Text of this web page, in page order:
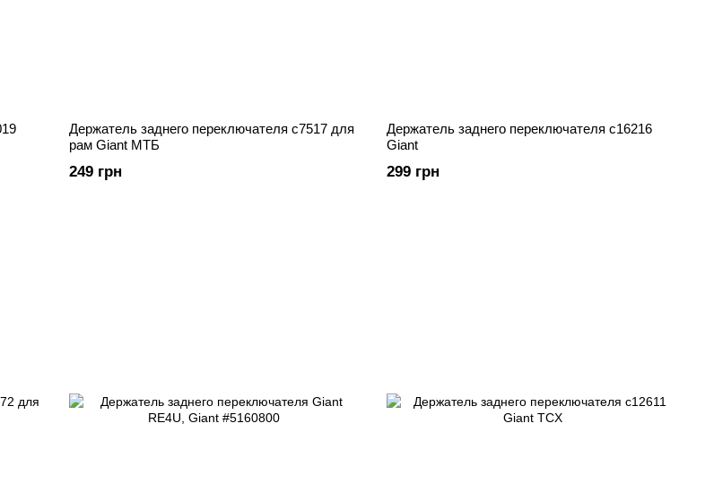
Держатель заднего переключателя c7517 для
рам Giant МТБ
249 грн
Держатель заднего переключателя c16216
Giant
299 грн